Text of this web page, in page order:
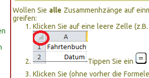
Wollen Sie alle Zusammenhzänge auf
greifen:
Klicken Sie auf eine leere Zelle (z.B.
Tippen Sie ein
Klicken Sie (ohne vorher die